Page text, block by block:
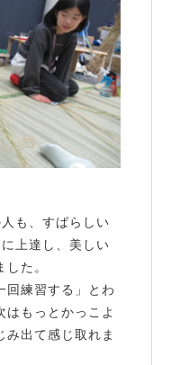
も、すばらしい
上達し、美しい
た。
回練習する」とわ
はもっとかっこよ
み出て感じ取れま